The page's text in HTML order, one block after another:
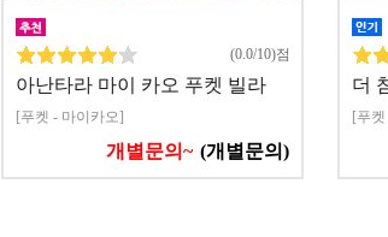
(0.0/10)점
아난타라 마이 카오 푸켓 빌라
[푸켓 - 마이카오]
개별문의~ (개별문의)
더
[푸